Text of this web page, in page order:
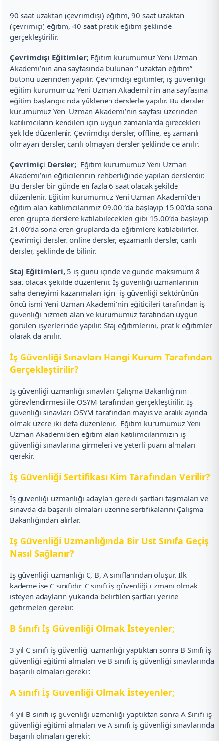
90 saat uzaktan (çevrimdışı) eğitim, 90 saat uzaktan
(çevrimiçi) eğitim, 40 saat pratik eğitim şeklinde
gerçekleştirilir.
Çevrimdışı Eğitimler; Eğitim kurumumuz Yeni Uzman
Akademi’nin ana sayfasında bulunan “ uzaktan eğitim”
butonu üzerinden yapılır. Çevrimdışı eğitimler, iş güvenliği
eğitim kurumumuz Yeni Uzman Akademi’nin ana sayfasına
eğitim başlangıcında yüklenen derslerle yapılır. Bu dersler
kurumumuz Yeni Uzman Akademi’nin sayfası üzerinden
katılımcıların kendileri için uygun zamanlarda girecekleri
şekilde düzenlenir. Çevrimdışı dersler, offline, eş zamanlı
olmayan dersler, canlı olmayan dersler şeklinde de anılır.
Çevrimiçi Dersler; Eğitim kurumumuz Yeni Uzman
Akademi’nin eğiticilerinin rehberliğinde yapılan derslerdir.
Bu dersler bir günde en fazla 6 saat olacak şekilde
düzenlenir. Eğitim kurumumuz Yeni Uzman Akademi’den
eğitim alan katılımcılarımız 09.00 ‘da başlayıp 15.00’da sona
eren grupta derslere katılabilecekleri gibi 15.00’da başlayıp
21.00’da sona eren gruplarda da eğitimlere katılabilirler.
Çevrimiçi dersler, online dersler, eşzamanlı dersler, canlı
dersler, şeklinde de bilinir.
Staj Eğitimleri, 5 iş günü içinde ve günde maksimum 8
saat olacak şekilde düzenlenir. İş güvenliği uzmanlarının
saha deneyimi kazanmaları için iş güvenliği sektörünün
öncü ismi Yeni Uzman Akademi’nin eğiticileri tarafından iş
güvenliği hizmeti alan ve kurumumuz tarafından uygun
görülen işyerlerinde yapılır. Staj eğitimlerini, pratik eğitimler
olarak da anılır.
İş Güvenliği Sınavları Hangi Kurum Tarafından
Gerçekleştirilir?
İş güvenliği uzmanlığı sınavları Çalışma Bakanlığının
görevlendirmesi ile ÖSYM tarafından gerçekleştirilir. İş
güvenliği sınavları ÖSYM tarafından mayıs ve aralık ayında
olmak üzere iki defa düzenlenir. Eğitim kurumumuz Yeni
Uzman Akademi’den eğitim alan katılımcılarımızın iş
güvenliği sınavlarına girmeleri ve yeterli puanı almaları
gerekir.
İş Güvenliği Sertifikası Kim Tarafından Verilir?
İş güvenliği uzmanlığı adayları gerekli şartları taşımaları ve
sınavda da başarılı olmaları üzerine sertifikalarını Çalışma
Bakanlığından alırlar.
İş Güvenliği Uzmanlığında Bir Üst Sınıfa Geçiş
Nasıl Sağlanır?
İş güvenliği uzmanlığı C, B, A sınıflarından oluşur. İlk
kademe ise C sınıfıdır. C sınıfı iş güvenliği uzmanı olmak
isteyen adayların yukarıda belirtilen şartları yerine
getirmeleri gerekir.
B Sınıfı İş Güvenliği Olmak İsteyenler;
3 yıl C sınıfı iş güvenliği uzmanlığı yaptıktan sonra B Sınıfı iş
güvenliği eğitimi almaları ve B sınıfı iş güvenliği sınavlarında
başarılı olmaları gerekir.
A Sınıfı İş Güvenliği Olmak İsteyenler;
4 yıl B sınıfı iş güvenliği uzmanlığı yaptıktan sonra A Sınıfı iş
güvenliği eğitimi almaları ve A sınıfı iş güvenliği sınavlarında
başarılı olmaları gerekir.